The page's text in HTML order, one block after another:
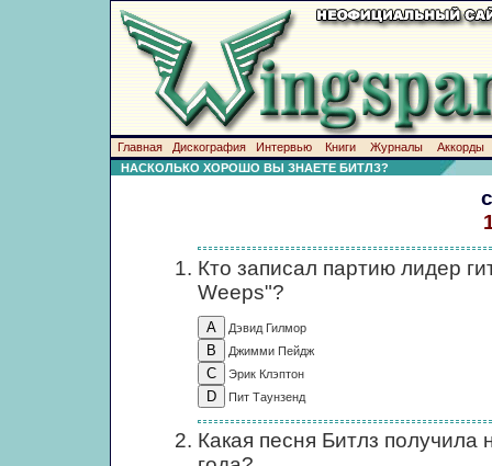
Главная Дискография Интервью Книги Журналы
Аккорды
НАСКОЛЬКО ХОРОШО ВЫ ЗНАЕТЕ БИТЛЗ?
Кто записал партию лидер
Weeps"?
Дэвид Гилмор
Джимми Пейдж
Эрик Клэптон
Пит Таунзенд
Какая песня Битлз получила